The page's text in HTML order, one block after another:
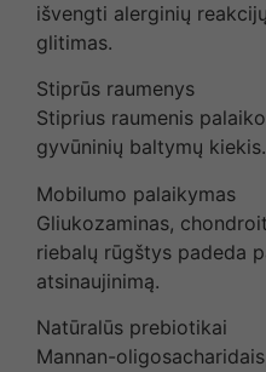
išvengti alerginių
glitimas.
Stiprūs raumenys
Stiprius raumenis
gyvūninių baltymų kiekis.
Mobilumo palaikymas
Gliukozaminas,
riebalų rūgštys padeda
atsinaujinimą.
Natūralūs prebiotikai
Mannan-